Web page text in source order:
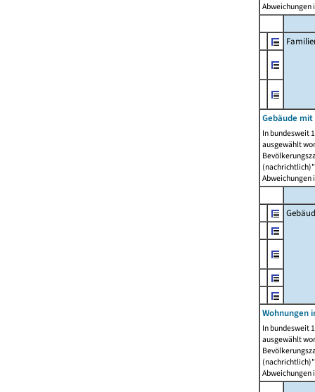
Abweichungen
Gebäude
In bundesweit
ausgewählt
Abweichungen
Wohnungen
In bundesweit
ausgewählt
Abweichungen